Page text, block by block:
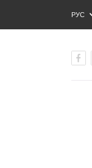
РУС
ENG